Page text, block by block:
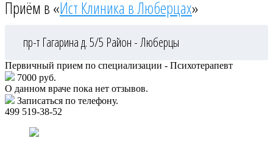
Приём в «Ист Клиника в Люберцах»
пр-т Гагарина д. 5/5 Район - Люберцы
Первичный прием по специализации - Психотерапевт
7000 руб.
О данном враче пока нет отзывов.
Записаться по телефону.
499 519-38-52